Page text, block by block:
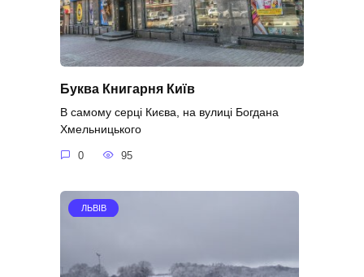
Буква Книгарня Київ
В самому серці Києва, на вулиці Богдана
Хмельницького
0 95
ЛЬВІВ